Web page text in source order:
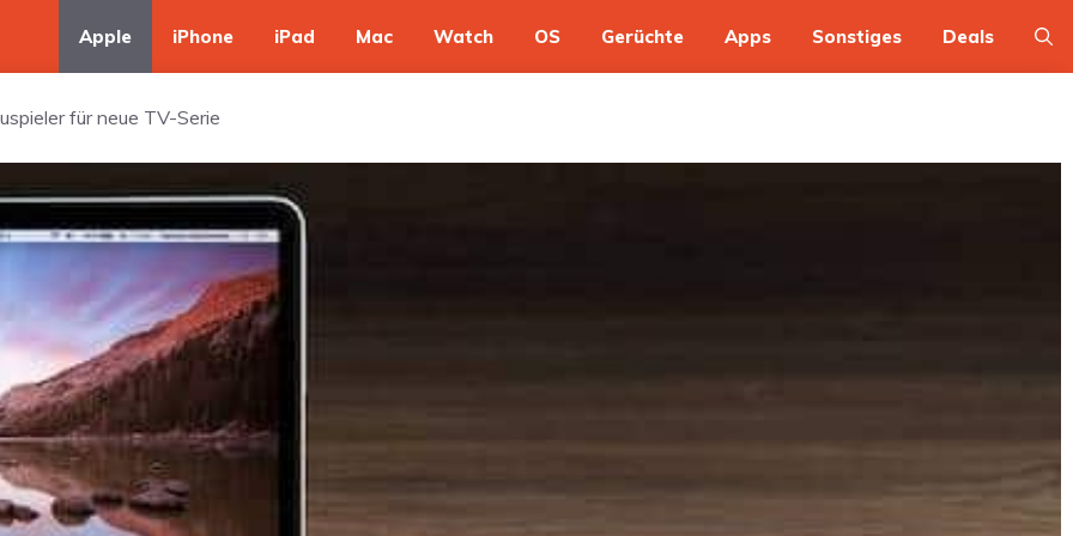
Apple iPhone iPad Mac Watch OS Gerüchte Apps Sonstiges Deals
für neue TV-Serie